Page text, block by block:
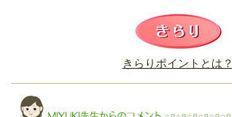
このレビューは参考になりましたか？
きらりポイントとは？